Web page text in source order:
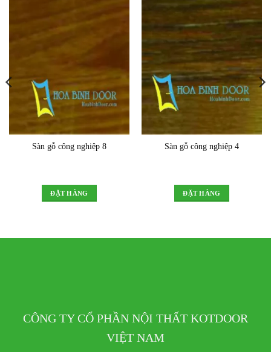
Sàn gỗ công nghiệp 8
ĐẶT HÀNG
Sàn gỗ công nghiệp 4
ĐẶT HÀNG
CÔNG TY CỔ PHẦN NỘI THẤT KOTDOOR
VIỆT NAM